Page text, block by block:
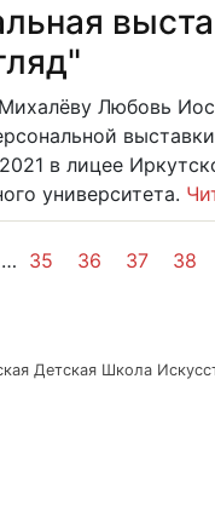
Любовь
в лицее
университета.
… 35 36 37 38
Детская Школа